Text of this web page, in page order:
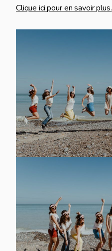
Clique ici pour en savoir plus.